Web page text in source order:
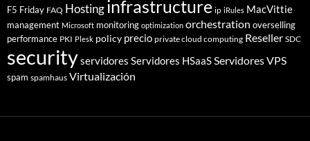
F5 Friday FAQ Hostinginfrastructure ip iRules MacVittie
management Microsoft monitoring optimization orchestration overselling
performance PKI Plesk policy precio private cloud computing Reseller SDC
securityservidores Servidores HSaaSServidores VPS
spam spamhaus Virtualización